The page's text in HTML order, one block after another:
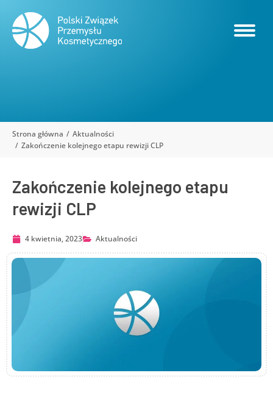
Jesteś tutaj:
Strona główna
Aktualności
Zakończenie kolejnego etapu rewizji CLP
Zakończenie kolejnego etapu
rewizji CLP
4 kwietnia, 2023 Aktualności